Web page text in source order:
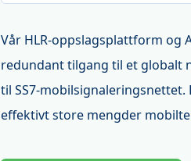
Vår HLR-oppslagsplattform
redundant tilgang til et globalt
til SS7-
effektivt store mengder